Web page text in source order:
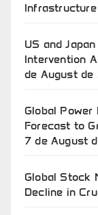
Infrastructure
US and
Intervention
de August de
Global
Forecast to
7 de August
Global Stock
Decline in